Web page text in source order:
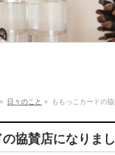
» 日々のこと » ももっこカードの
協賛店になりま